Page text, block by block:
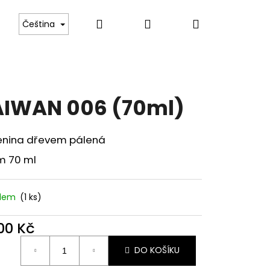
INTERIÉR TEXTÍLIE Kontakt
Čeština Hledat PřihlášeníNákupní
006 (70ml)
dřevem pálená
70 ml
(1 ks)
Kč
DO KOŠÍKU